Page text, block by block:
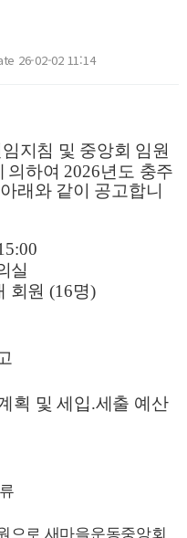
26-02-02 11:14
지침 및 중앙회 임원
의하여 2026년도 충주
래와 같이 공고합니
실
회원 (16명)
획 및 세입.세출 예산
으로 새마을운동중앙회